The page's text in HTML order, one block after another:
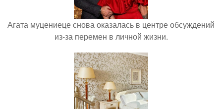
Агата муцениеце снова оказалась в центре обсуждений
из-за перемен в личной жизни.